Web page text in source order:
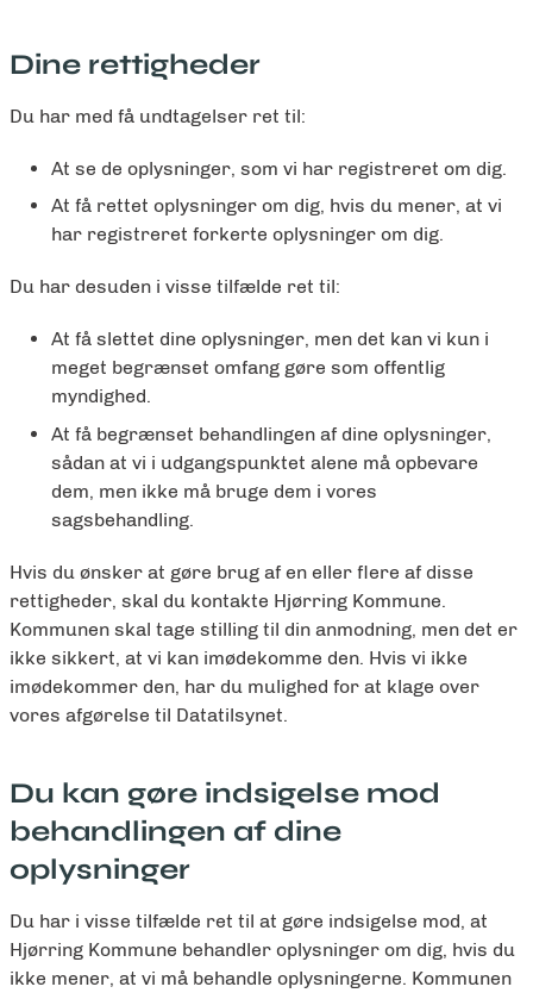
Dine rettigheder
Du har med få undtagelser ret til:
At se de oplysninger, som vi har registreret om dig.
At få rettet oplysninger om dig, hvis du mener, at vi
har registreret forkerte oplysninger om dig.
Du har desuden i visse tilfælde ret til:
At få slettet dine oplysninger, men det kan vi kun i
meget begrænset omfang gøre som offentlig
myndighed.
At få begrænset behandlingen af dine oplysninger,
sådan at vi i udgangspunktet alene må opbevare
dem, men ikke må bruge dem i vores
sagsbehandling.
Hvis du ønsker at gøre brug af en eller flere af disse
rettigheder, skal du kontakte Hjørring Kommune.
Kommunen skal tage stilling til din anmodning, men det er
ikke sikkert, at vi kan imødekomme den. Hvis vi ikke
imødekommer den, har du mulighed for at klage over
vores afgørelse til Datatilsynet.
Du kan gøre indsigelse mod
behandlingen af dine
oplysninger
Du har i visse tilfælde ret til at gøre indsigelse mod, at
Hjørring Kommune behandler oplysninger om dig, hvis du
ikke mener, at vi må behandle oplysningerne. Kommunen